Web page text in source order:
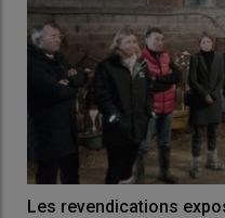
Les revendications